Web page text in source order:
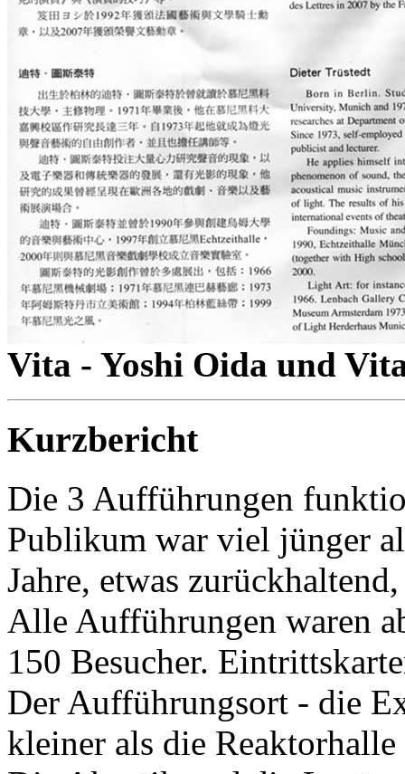
Vita - Yoshi Oida und
Kurzbericht
Die 3 Aufführungen
Publikum war viel jünger
Jahre, etwas
Alle Aufführungen waren
150 Besucher.
Der Aufführungsort - die
kleiner als die